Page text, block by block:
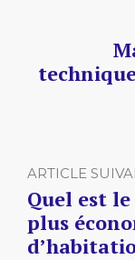
ARTICLE
Quel est
plus